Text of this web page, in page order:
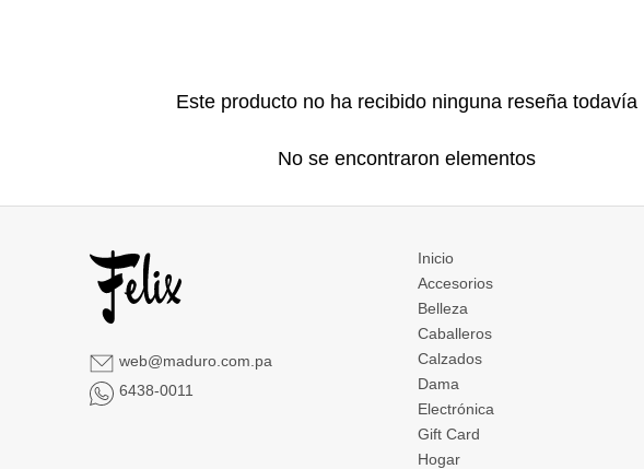
Este producto no ha recibido ninguna reseña todavía
No se encontraron elementos
web@maduro.com.pa
6438-0011
Inicio
Accesorios
Belleza
Caballeros
Calzados
Dama
Electrónica
Gift Card
Hogar